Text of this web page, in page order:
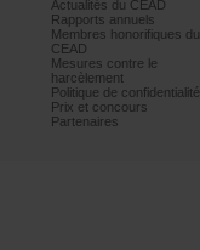
ActualitésduCEAD
Rapportsannuels
Membreshonorifiquesdu
CEAD
Mesurescontrele
harcèlement
Politiquedeconfidentialité
Prixetconcours
Partenaires